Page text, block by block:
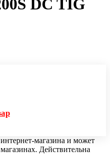
DC TIG
магазина и может
Действительна